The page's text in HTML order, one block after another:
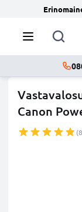
Canon